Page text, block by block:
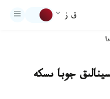
ق ز
جوبا ىسكە